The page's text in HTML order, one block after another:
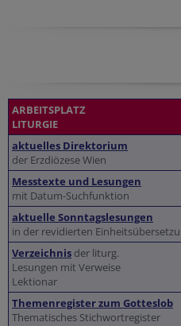
ARBEITSPLATZ
LITURGIE
aktuelles Direktorium
der Erzdiözese Wien
Messtexte und Lesungen
mit Datum-Suchfunktion
aktuelle Sonntagslesungen
in der revidierten
Verzeichnis der liturg.
Lesungen mit Verweise
Lektionar
Themenregister zum Gotteslob
Thematisches Stichwortregister